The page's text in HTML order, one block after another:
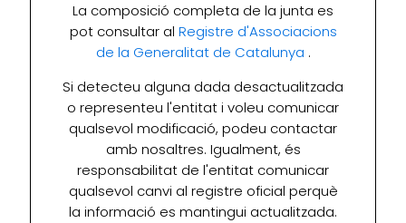
La composició completa de la junta es
pot consultar al Registre d'Associacions
de la Generalitat de Catalunya .
Si detecteu alguna dada desactualitzada
o representeu l'entitat i voleu comunicar
qualsevol modificació, podeu contactar
amb nosaltres. Igualment, és
responsabilitat de l'entitat comunicar
qualsevol canvi al registre oficial perquè
la informació es mantingui actualitzada.